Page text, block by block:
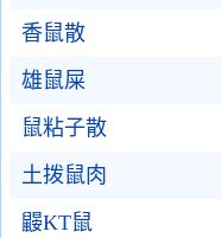
香鼠散
雄鼠屎
鼠粘子散
土拨鼠肉
鼹KT鼠